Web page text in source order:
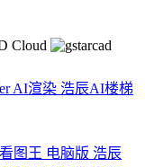
Cloud
AI渲染 浩辰AI楼梯
图王 电脑版 浩辰